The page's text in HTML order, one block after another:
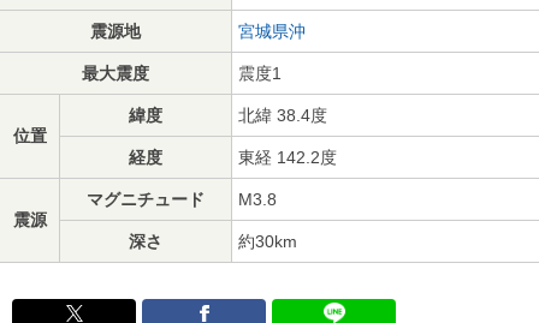
震源地 宮城県沖
最大震度 震度1
位置
緯度 北緯 38.4度
経度 東経 142.2度
震源
マグニチュード M3.8
深さ 約30km